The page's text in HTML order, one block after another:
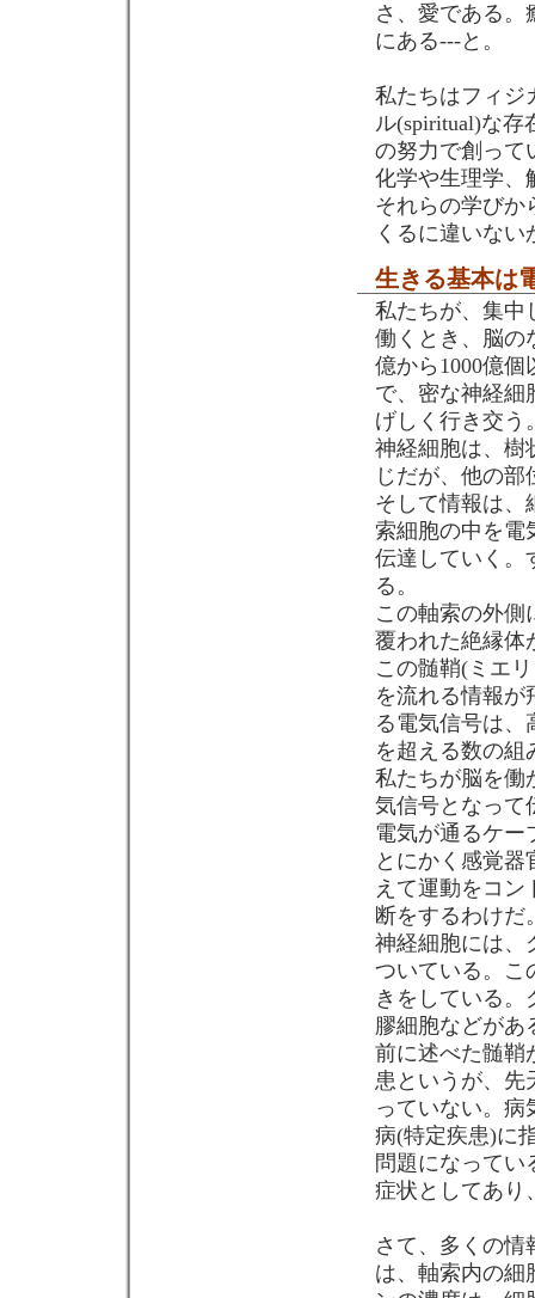
さ、愛である。
にある---と。
私たちはフィジ
ル(spiritual)な
の努力で創って
化学や生理学、
それらの学びか
くるに違いない
生きる基本は
私たちが、集中
働くとき、脳の
億から1000億
で、密な神経細
げしく行き交う
神経細胞は、樹
じだが、他の
そして情報は、
索細胞の中を電
伝達していく。
る。
この軸索の外側
覆われた絶縁体
この髄鞘(ミエ
を流れる情報が
る電気信号は、
を超える数の組
私たちが脳を働
気信号となって
電気が通るケー
とにかく感覚
えて運動をコ
断をするわけだ
神経細胞には、
ついている。こ
きをしている。
膠細胞などがあ
前に述べた髄鞘
患というが、先
っていない。病
病(特定疾患)に
問題になってい
症状としてあり
さて、多くの情
は、軸索内の細